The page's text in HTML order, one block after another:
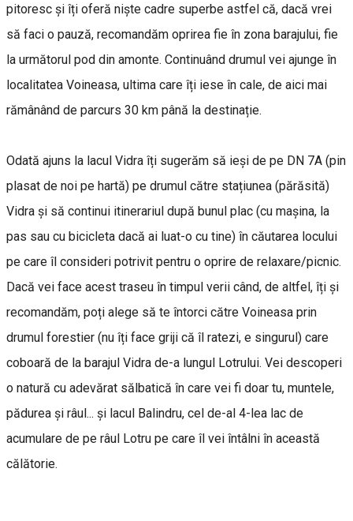
pitoresc şi îți oferă niște cadre superbe astfel că, dacă vrei
să faci o pauză, recomandăm oprirea fie în zona barajului, fie
la următorul pod din amonte. Continuând drumul vei ajunge în
localitatea Voineasa, ultima care îți iese în cale, de aici mai
rămânând de parcurs 30 km până la destinație.
Odată ajuns la lacul Vidra îți sugerăm să ieși de pe DN 7A (pin
plasat de noi pe hartă) pe drumul către stațiunea (părăsită)
Vidra și să continui itinerariul după bunul plac (cu mașina, la
pas sau cu bicicleta dacă ai luat-o cu tine) în căutarea locului
pe care îl consideri potrivit pentru o oprire de relaxare/picnic.
Dacă vei face acest traseu în timpul verii când, de altfel, îți și
recomandăm, poți alege să te întorci către Voineasa prin
drumul forestier (nu îți face griji că îl ratezi, e singurul) care
coboară de la barajul Vidra de-a lungul Lotrului. Vei descoperi
o natură cu adevărat sălbatică în care vei fi doar tu, muntele,
pădurea și râul... și lacul Balindru, cel de-al 4-lea lac de
acumulare de pe râul Lotru pe care îl vei întâlni în această
călătorie.